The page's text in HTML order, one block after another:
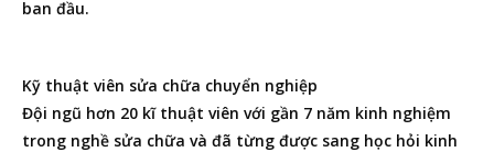
ban đầu.
Kỹ thuật viên sửa chữa chuyển nghiệp
Đội ngũ hơn 20 kĩ thuật viên với gần 7 năm kinh nghiệm
trong nghề sửa chữa và đã từng được sang học hỏi kinh